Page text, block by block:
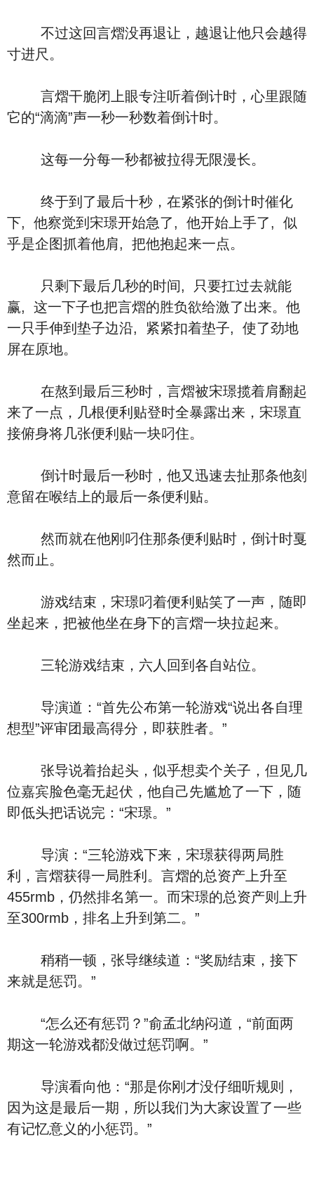
不过这回言熠没再退让，越退让他只会越得
寸进尺。
言熠干脆闭上眼专注听着倒计时，心里跟随
它的“滴滴”声一秒一秒数着倒计时。
这每一分每一秒都被拉得无限漫长。
终于到了最后十秒，在紧张的倒计时催化
下, 他察觉到宋璟开始急了, 他开始上手了, 似
乎是企图抓着他肩, 把他抱起来一点。
只剩下最后几秒的时间, 只要扛过去就能
赢, 这一下子也把言熠的胜负欲给激了出来。他
一只手伸到垫子边沿, 紧紧扣着垫子, 使了劲地
屏在原地。
在熬到最后三秒时，言熠被宋璟揽着肩翻起
来了一点，几根便利贴登时全暴露出来，宋璟直
接俯身将几张便利贴一块叼住。
倒计时最后一秒时，他又迅速去扯那条他刻
意留在喉结上的最后一条便利贴。
然而就在他刚叼住那条便利贴时，倒计时戛
然而止。
游戏结束，宋璟叼着便利贴笑了一声，随即
坐起来，把被他坐在身下的言熠一块拉起来。
三轮游戏结束，六人回到各自站位。
导演道：“首先公布第一轮游戏“说出各自理
想型”评审团最高得分，即获胜者。”
张导说着抬起头，似乎想卖个关子，但见几
位嘉宾脸色毫无起伏，他自己先尴尬了一下，随
即低头把话说完：“宋璟。”
导演：“三轮游戏下来，宋璟获得两局胜
利，言熠获得一局胜利。言熠的总资产上升至
455rmb，仍然排名第一。而宋璟的总资产则上升
至300rmb，排名上升到第二。”
稍稍一顿，张导继续道：“奖励结束，接下
来就是惩罚。”
“怎么还有惩罚？”俞孟北纳闷道，“前面两
期这一轮游戏都没做过惩罚啊。”
导演看向他：“那是你刚才没仔细听规则，
因为这是最后一期，所以我们为大家设置了一些
有记忆意义的小惩罚。”